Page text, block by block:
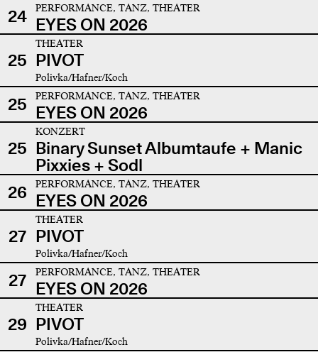
24 PERFORMANCE, TANZ, THEATER
EYES ON 2026
25
THEATER
PIVOT
Polivka/Hafner/Koch
25 PERFORMANCE, TANZ, THEATER
EYES ON 2026
25
KONZERT
Binary Sunset Albumtaufe + Manic
Pixxies + Sodl
26
PERFORMANCE, TANZ, THEATER
EYES ON 2026
27
THEATER
PIVOT
Polivka/Hafner/Koch
27 PERFORMANCE, TANZ, THEATER
EYES ON 2026
29
THEATER
PIVOT
Polivka/Hafner/Koch